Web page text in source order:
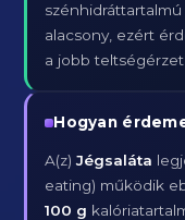
alacsony, ezért
a jobb
Hogyan
A(z)Jégsaláta
eating) működik
100 g